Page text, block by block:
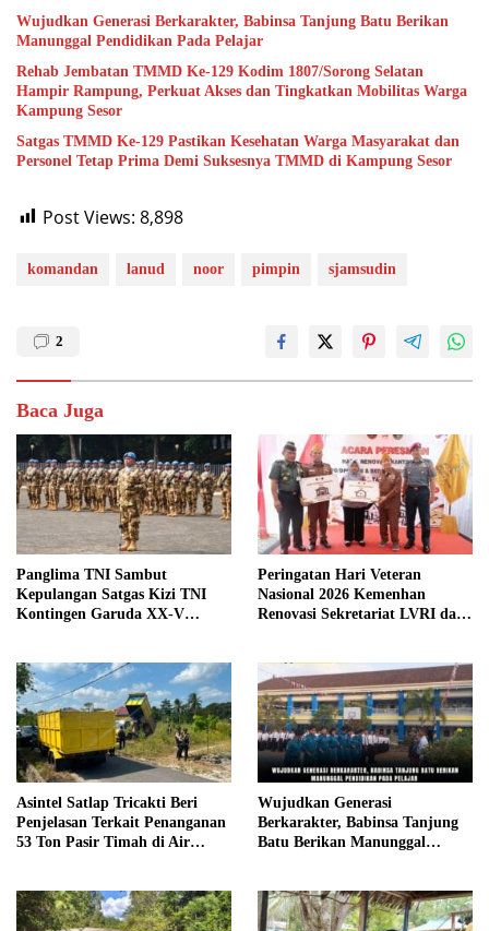
Wujudkan Generasi Berkarakter, Babinsa Tanjung Batu Berikan
Manunggal Pendidikan Pada Pelajar
Rehab Jembatan TMMD Ke-129 Kodim 1807/Sorong Selatan
Hampir Rampung, Perkuat Akses dan Tingkatkan Mobilitas Warga
Kampung Sesor
Satgas TMMD Ke-129 Pastikan Kesehatan Warga Masyarakat dan
Personel Tetap Prima Demi Suksesnya TMMD di Kampung Sesor
Post Views: 8,898
komandan lanud noor pimpin sjamsudin
2
Baca Juga
Panglima TNI Sambut
Kepulangan Satgas Kizi TNI
Kontingen Garuda XX-V
Peringatan Hari Veteran
Nasional 2026 Kemenhan
Renovasi Sekretariat LVRI dan
Asintel Satlap Tricakti Beri
Penjelasan Terkait Penanganan
53 Ton Pasir Timah di Air
Wujudkan Generasi
Berkarakter, Babinsa Tanjung
Batu Berikan Manunggal